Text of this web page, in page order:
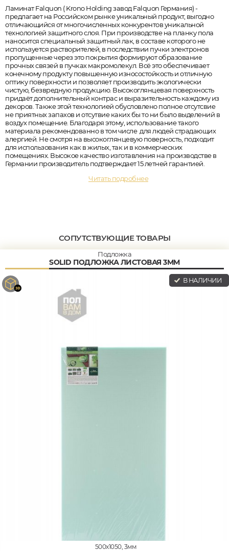
Ламинат Falquon ( Krono Holding завод Falquon Германия) -
предлагает на Российском рынке уникальный продукт, выгодно
отличающийся от многочисленных конкурентов уникальной
технологией защитного слоя. При производстве на планку пола
наносится специальный защитный лак, в составе которого не
используется растворителей, в последствии пучки электронов
пропущенные через это покрытия формируют образование
прочных связей в пучках макромолекул. Всё это обеспечивает
конечному продукту повышенную износостойкость и отличную
оптику поверхности и позволяет производить экологически
чистую, безвредную продукцию. Высокоглянцевая поверхность
придаёт дополнительный контрас и выразительность каждому из
декоров. Также этой технологией обусловлено полное отсутсвие
не приятных запахов и отсутвие каких бы то ни было выделений в
воздух помещение. Благодаря этому, использование такого
материала рекомендованно в том числе для людей страдающих
алергией. Не смотря на высокоглянцевую поверность, подходит
для использования как в жилых, так и в коммерческих
помещениях. Высокое качество изготавления на производстве в
Германии производитель подтверждает 15 летней гарантией.
Читать подробнее
СОПУТСТВУЮЩИЕ ТОВАРЫ
Подложка
SOLID ПОДЛОЖКА ЛИСТОВАЯ 3ММ
В НАЛИЧИИ
500x1050, 3мм